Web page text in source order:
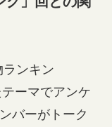
ランキン
ーマでアンケ
バーがトーク